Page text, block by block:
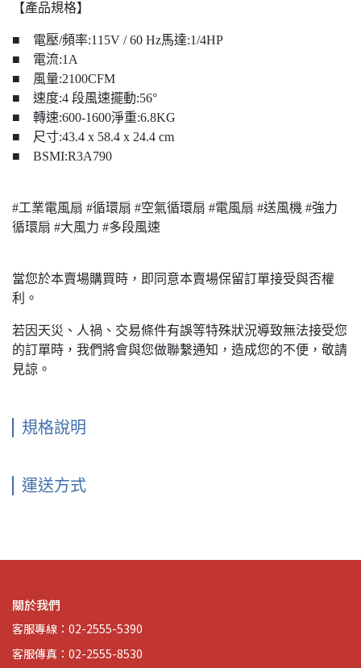
【產品規格】
■ 電壓/頻率:115V / 60 Hz馬達:1/4HP
■ 電流:1A
■ 風量:2100CFM
■ 速度:4 段風速擺動:56°
■ 轉速:600-1600淨重:6.8KG
■ 尺寸:43.4 x 58.4 x 24.4 cm
■ BSMI:R3A790
#工業電風扇 #循環扇 #空氣循環扇 #電風扇 #送風機 #強力
循環扇 #大風力 #多段風速
當您於本賣場購買時，即同意本賣場保留訂單接受與否權
利。
若因天災、人禍、交易條件有誤等特殊狀況導致無法接受您
的訂單時，我們將會與您做聯繫通知，造成您的不便，敬請
見諒。
規格說明
運送方式
關於我們
客服專線：02-2555-5390
客服傳真：02-2555-8530